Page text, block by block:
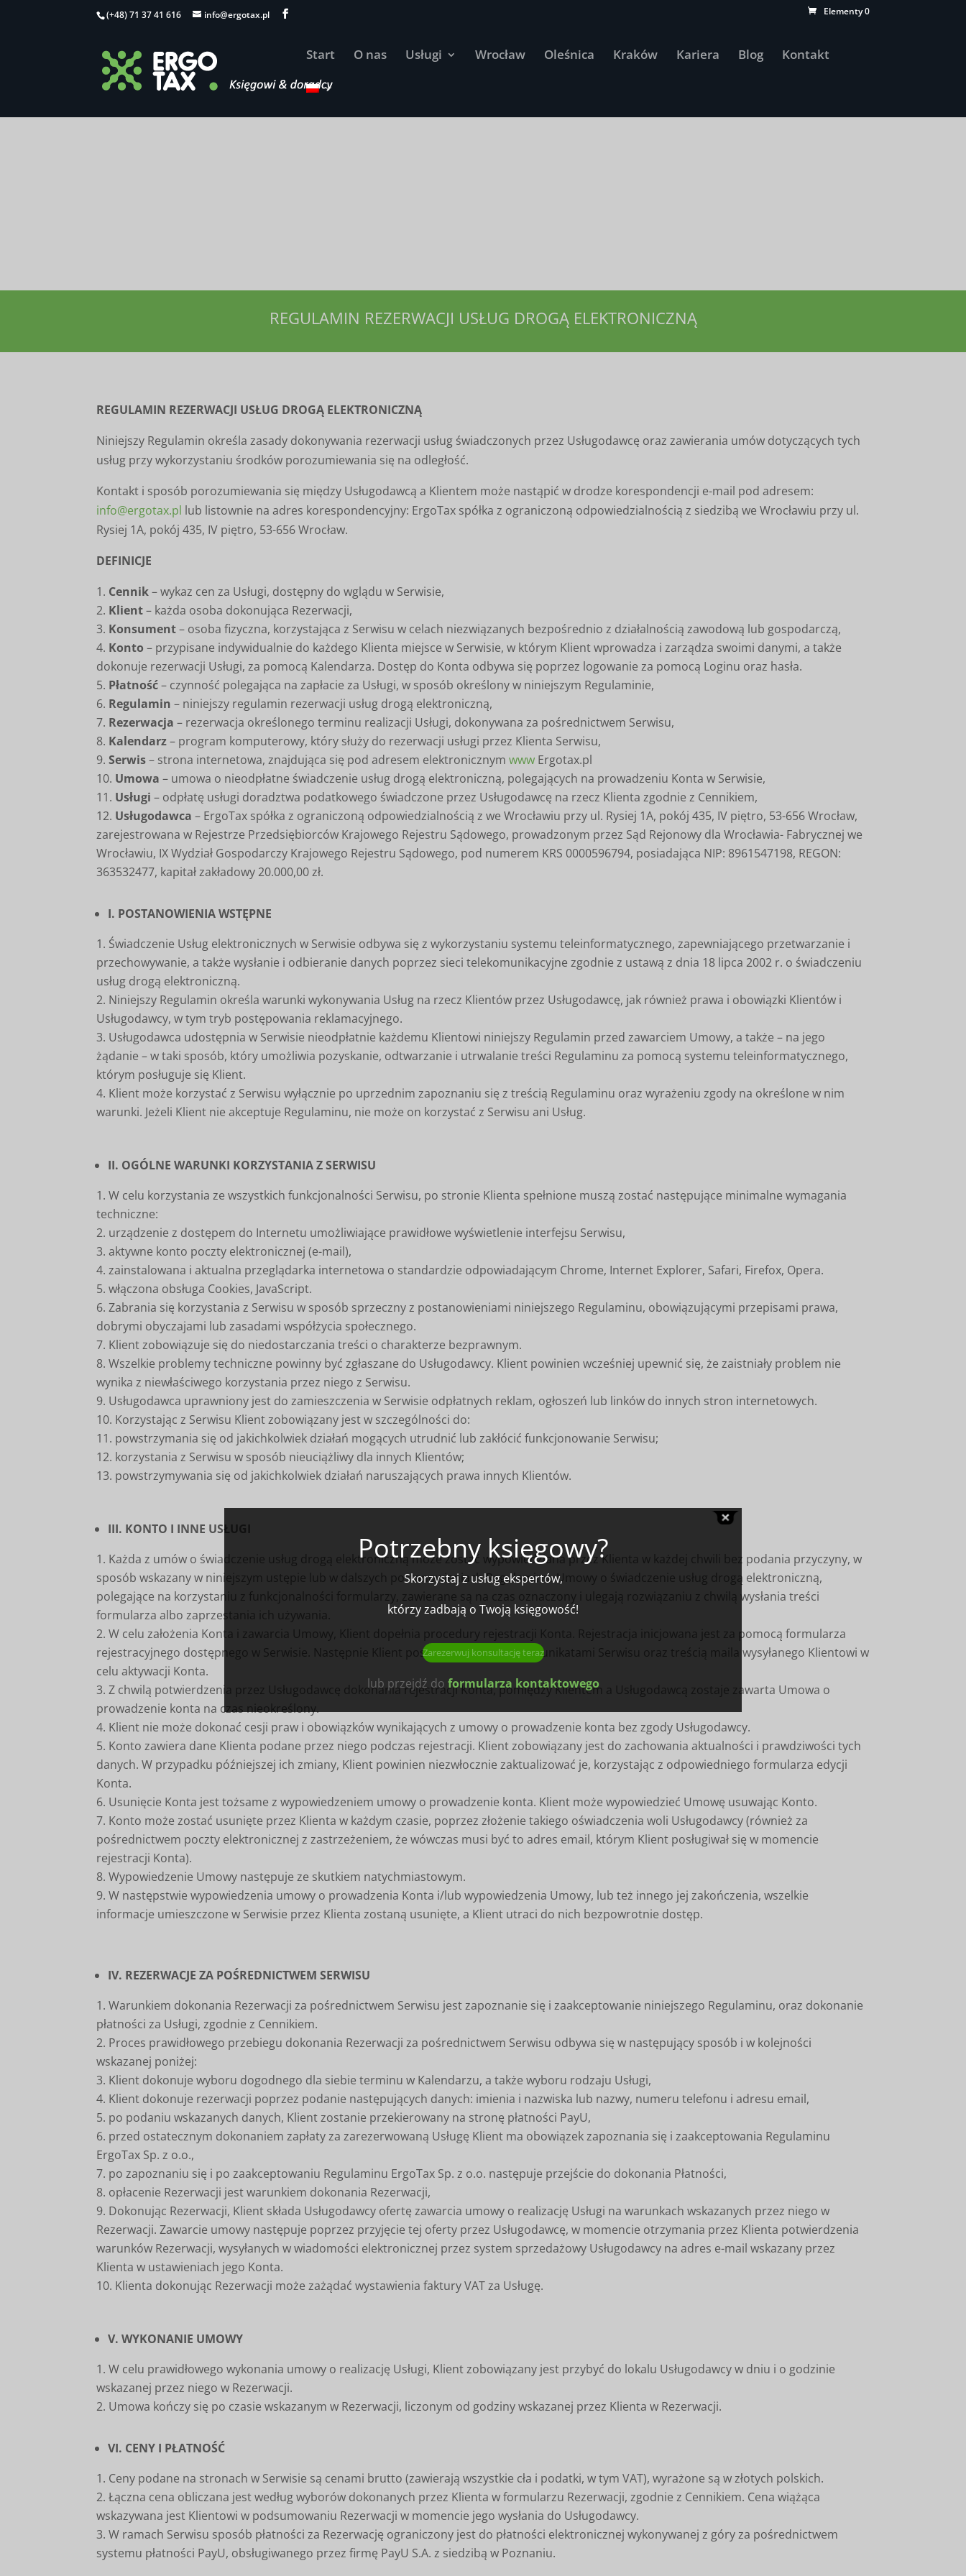
(+48) 71 37 41 616 info@ergotax.pl Elementy 0
Start O nas Usługi Wrocław Oleśnica Kraków Kariera Blog Kontakt
REGULAMIN REZERWACJI USŁUG DROGĄ ELEKTRONICZNĄ
REGULAMIN REZERWACJI USŁUG DROGĄ ELEKTRONICZNĄ
Niniejszy Regulamin określa zasady dokonywania rezerwacji usług świadczonych przez Usługodawcę oraz zawierania umów dotyczących tych
usług przy wykorzystaniu środków porozumiewania się na odległość.
Kontakt i sposób porozumiewania się między Usługodawcą a Klientem może nastąpić w drodze korespondencji e-mail pod adresem:
info@ergotax.pl lub listownie na adres korespondencyjny: ErgoTax spółka z ograniczoną odpowiedzialnością z siedzibą we Wrocławiu przy ul.
Rysiej 1A, pokój 435, IV piętro, 53-656 Wrocław.
DEFINICJE
Cennik– wykaz cen za Usługi, dostępny do wglądu w Serwisie,
Klient– każda osoba dokonująca Rezerwacji,
Konsument– osoba fizyczna, korzystająca z Serwisu w celach niezwiązanych bezpośrednio z działalnością zawodową lub gospodarczą,
Konto – przypisane indywidualnie do każdego Klienta miejsce w Serwisie, w którym Klient wprowadza i zarządza swoimi danymi, a także
dokonuje rezerwacji Usługi, za pomocą Kalendarza. Dostęp do Konta odbywa się poprzez logowanie za pomocą Loginu oraz hasła.
Płatność– czynność polegająca na zapłacie za Usługi, w sposób określony w niniejszym Regulaminie,
Regulamin – niniejszy regulamin rezerwacji usług drogą elektroniczną,
Rezerwacja – rezerwacja określonego terminu realizacji Usługi, dokonywana za pośrednictwem Serwisu,
Kalendarz– program komputerowy, który służy do rezerwacji usługi przez Klienta Serwisu,
Serwis– strona internetowa, znajdująca się pod adresem elektronicznymwww Ergotax.pl
Umowa– umowa o nieodpłatne świadczenie usług drogą elektroniczną, polegających na prowadzeniu Konta w Serwisie,
Usługi – odpłatę usługi doradztwa podatkowego świadczone przez Usługodawcę na rzecz Klienta zgodnie z Cennikiem,
Usługodawca – ErgoTax spółka z ograniczoną odpowiedzialnością z we Wrocławiu przy ul. Rysiej 1A, pokój 435, IV piętro, 53-656 Wrocław,
zarejestrowana w Rejestrze Przedsiębiorców Krajowego Rejestru Sądowego, prowadzonym przez Sąd Rejonowy dla Wrocławia- Fabrycznej we
Wrocławiu, IX Wydział Gospodarczy Krajowego Rejestru Sądowego, pod numerem KRS 0000596794, posiadająca NIP: 8961547198, REGON:
363532477, kapitał zakładowy 20.000,00 zł.
I. POSTANOWIENIA WSTĘPNE
Świadczenie Usług elektronicznych w Serwisie odbywa się z wykorzystaniu systemu teleinformatycznego, zapewniającego przetwarzanie i
przechowywanie, a także wysłanie i odbieranie danych poprzez sieci telekomunikacyjne zgodnie z ustawą z dnia 18 lipca 2002 r. o świadczeniu
usług drogą elektroniczną.
Niniejszy Regulamin określa warunki wykonywania Usług na rzecz Klientów przez Usługodawcę, jak również prawa i obowiązki Klientów i
Usługodawcy, w tym tryb postępowania reklamacyjnego.
Usługodawca udostępnia w Serwisie nieodpłatnie każdemu Klientowi niniejszy Regulamin przed zawarciem Umowy, a także – na jego
żądanie – w taki sposób, który umożliwia pozyskanie, odtwarzanie i utrwalanie treści Regulaminu za pomocą systemu teleinformatycznego,
którym posługuje się Klient.
Klient może korzystać z Serwisu wyłącznie po uprzednim zapoznaniu się z treścią Regulaminu oraz wyrażeniu zgody na określone w nim
warunki. Jeżeli Klient nie akceptuje Regulaminu, nie może on korzystać z Serwisu ani Usług.
II. OGÓLNE WARUNKI KORZYSTANIA Z SERWISU
W celu korzystania ze wszystkich funkcjonalności Serwisu, po stronie Klienta spełnione muszą zostać następujące minimalne wymagania
techniczne:
urządzenie z dostępem do Internetu umożliwiające prawidłowe wyświetlenie interfejsu Serwisu,
aktywne konto poczty elektronicznej (e-mail),
zainstalowana i aktualna przeglądarka internetowa o standardzie odpowiadającym Chrome, Internet Explorer, Safari, Firefox, Opera.
włączona obsługa Cookies, JavaScript.
Zabrania się korzystania z Serwisu w sposób sprzeczny z postanowieniami niniejszego Regulaminu, obowiązującymi przepisami prawa,
dobrymi obyczajami lub zasadami współżycia społecznego.
Klient zobowiązuje się do niedostarczania treści o charakterze bezprawnym.
Wszelkie problemy techniczne powinny być zgłaszane do Usługodawcy. Klient powinien wcześniej upewnić się, że zaistniały problem nie
wynika z niewłaściwego korzystania przez niego z Serwisu.
Usługodawca uprawniony jest do zamieszczenia w Serwisie odpłatnych reklam, ogłoszeń lub linków do innych stron internetowych.
Korzystając z Serwisu Klient zobowiązany jest w szczególności do:
powstrzymania się od jakichkolwiek działań mogących utrudnić lub zakłócić funkcjonowanie Serwisu;
korzystania z Serwisu w sposób nieuciążliwy dla innych Klientów;
powstrzymywania się od jakichkolwiek działań naruszających prawa innych Klientów.
III. KONTO I INNE USŁUGI
Każda z umów o świadczenie usług drogą elektroniczną może zostać wypowiedziana przez Klienta w każdej chwili bez podania przyczyny, w
sposób wskazany w niniejszym ustępie lub w dalszych postanowieniach Regulaminu. Umowy o świadczenie usług drogą elektroniczną,
polegające na korzystaniu z funkcjonalności formularzy, zawierane są na czas oznaczony i ulegają rozwiązaniu z chwilą wysłania treści
formularza albo zaprzestania ich używania.
W celu założenia Konta i zawarcia Umowy, Klient dopełnia procedury rejestracji Konta. Rejestracja inicjowana jest za pomocą formularza
rejestracyjnego dostępnego w Serwisie. Następnie Klient postępuje zgodnie z komunikatami Serwisu oraz treścią maila wysyłanego Klientowi w
celu aktywacji Konta.
Z chwilą potwierdzenia przez Usługodawcę dokonania rejestracji Konta, pomiędzy Klientem a Usługodawcą zostaje zawarta Umowa o
prowadzenie konta na czas nieokreślony.
Klient nie może dokonać cesji praw i obowiązków wynikających z umowy o prowadzenie konta bez zgody Usługodawcy.
Konto zawiera dane Klienta podane przez niego podczas rejestracji. Klient zobowiązany jest do zachowania aktualności i prawdziwości tych
danych. W przypadku późniejszej ich zmiany, Klient powinien niezwłocznie zaktualizować je, korzystając z odpowiedniego formularza edycji
Konta.
Usunięcie Konta jest tożsame z wypowiedzeniem umowy o prowadzenie konta. Klient może wypowiedzieć Umowę usuwając Konto.
Konto może zostać usunięte przez Klienta w każdym czasie, poprzez złożenie takiego oświadczenia woli Usługodawcy (również za
pośrednictwem poczty elektronicznej z zastrzeżeniem, że wówczas musi być to adres email, którym Klient posługiwał się w momencie
rejestracji Konta).
Wypowiedzenie Umowy następuje ze skutkiem natychmiastowym.
W następstwie wypowiedzenia umowy o prowadzenia Konta i/lub wypowiedzenia Umowy, lub też innego jej zakończenia, wszelkie
informacje umieszczone w Serwisie przez Klienta zostaną usunięte, a Klient utraci do nich bezpowrotnie dostęp.
IV. REZERWACJE ZA POŚREDNICTWEM SERWISU
Warunkiem dokonania Rezerwacji za pośrednictwem Serwisu jest zapoznanie się i zaakceptowanie niniejszego Regulaminu, oraz dokonanie
płatności za Usługi, zgodnie z Cennikiem.
Proces prawidłowego przebiegu dokonania Rezerwacji za pośrednictwem Serwisu odbywa się w następujący sposób i w kolejności
wskazanej poniżej:
Klient dokonuje wyboru dogodnego dla siebie terminu w Kalendarzu, a także wyboru rodzaju Usługi,
Klient dokonuje rezerwacji poprzez podanie następujących danych: imienia i nazwiska lub nazwy, numeru telefonu i adresu email,
po podaniu wskazanych danych, Klient zostanie przekierowany na stronę płatności PayU,
przed ostatecznym dokonaniem zapłaty za zarezerwowaną Usługę Klient ma obowiązek zapoznania się i zaakceptowania Regulaminu
ErgoTax Sp. z o.o.,
po zapoznaniu się i po zaakceptowaniu Regulaminu ErgoTax Sp. z o.o. następuje przejście do dokonania Płatności,
opłacenie Rezerwacji jest warunkiem dokonania Rezerwacji,
Dokonując Rezerwacji, Klient składa Usługodawcy ofertę zawarcia umowy o realizację Usługi na warunkach wskazanych przez niego w
Rezerwacji. Zawarcie umowy następuje poprzez przyjęcie tej oferty przez Usługodawcę, w momencie otrzymania przez Klienta potwierdzenia
warunków Rezerwacji, wysyłanych w wiadomości elektronicznej przez system sprzedażowy Usługodawcy na adres e-mail wskazany przez
Klienta w ustawieniach jego Konta.
Klienta dokonując Rezerwacji może zażądać wystawienia faktury VAT za Usługę.
V. WYKONANIE UMOWY
W celu prawidłowego wykonania umowy o realizację Usługi, Klient zobowiązany jest przybyć do lokalu Usługodawcy w dniu i o godzinie
wskazanej przez niego w Rezerwacji.
Umowa kończy się po czasie wskazanym w Rezerwacji, liczonym od godziny wskazanej przez Klienta w Rezerwacji.
VI. CENY I PŁATNOŚĆ
Ceny podane na stronach w Serwisie są cenami brutto (zawierają wszystkie cła i podatki, w tym VAT), wyrażone są w złotych polskich.
Łączna cena obliczana jest według wyborów dokonanych przez Klienta w formularzu Rezerwacji, zgodnie z Cennikiem. Cena wiążąca
wskazywana jest Klientowi w podsumowaniu Rezerwacji w momencie jego wysłania do Usługodawcy.
W ramach Serwisu sposób płatności za Rezerwację ograniczony jest do płatności elektronicznej wykonywanej z góry za pośrednictwem
systemu płatności PayU, obsługiwanego przez firmę PayU S.A. z siedzibą w Poznaniu.
Potrzebny księgowy?
Skorzystaj z usług ekspertów,
którzy zadbają o Twoją księgowość!
Zarezerwuj konsultację teraz
lub przejdź do formularza kontaktowego